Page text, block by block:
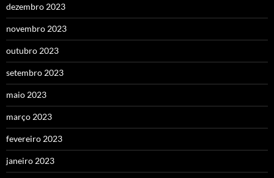
dezembro 2023
novembro 2023
outubro 2023
setembro 2023
maio 2023
março 2023
fevereiro 2023
janeiro 2023